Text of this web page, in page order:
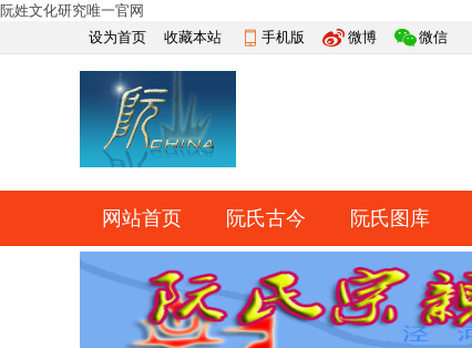
阮姓文化研究唯一官网
设为首页
收藏本站 手机版 微博 微信
快捷导航
网站首页 阮氏古今 阮氏图库
网上祭祀 排行榜 导读